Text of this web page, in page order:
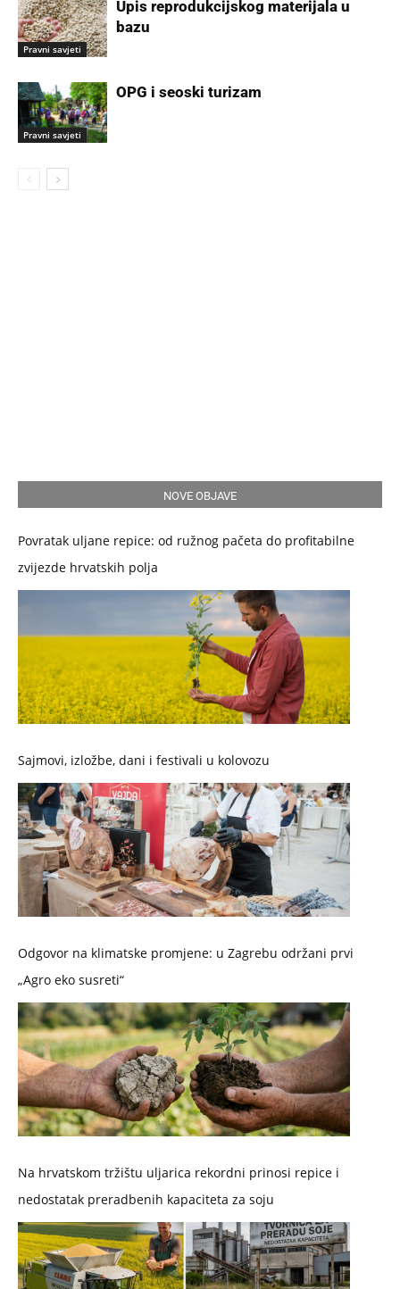
Pravni savjeti
Upis reprodukcijskog materijala u
bazu
Pravni savjeti
OPG i seoski turizam
NOVE OBJAVE
Povratak uljane repice: od ružnog pačeta do profitabilne
zvijezde hrvatskih polja
Sajmovi, izložbe, dani i festivali u kolovozu
Odgovor na klimatske promjene: u Zagrebu održani prvi
„Agro eko susreti“
Na hrvatskom tržištu uljarica rekordni prinosi repice i
nedostatak preradbenih kapaciteta za soju